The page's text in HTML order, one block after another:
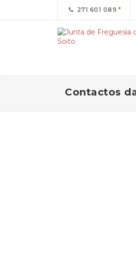
271 601 089
Contactos